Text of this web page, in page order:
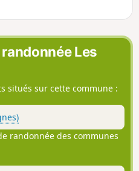
Les
situés sur cette commune :
randonnée des communes